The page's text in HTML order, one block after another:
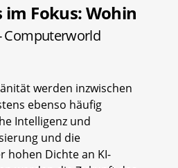
im Fokus: Wohin
Computerworld
werden inzwischen
ebenso häufig
Intelligenz und
und die
hohen Dichte an KI-